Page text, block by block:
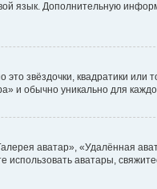
язык. Дополнительную
звёздочки, квадратики или
и обычно уникально для
аватар», «Удалённая
использовать аватары,